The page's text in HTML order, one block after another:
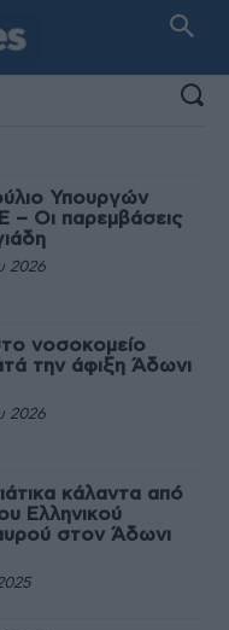
Υπουργών
– Οι παρεμβάσεις
2026
νοσοκομείο
την άφιξη Άδωνι
2026
κάλαντα από
Ελληνικού
στον Άδωνι